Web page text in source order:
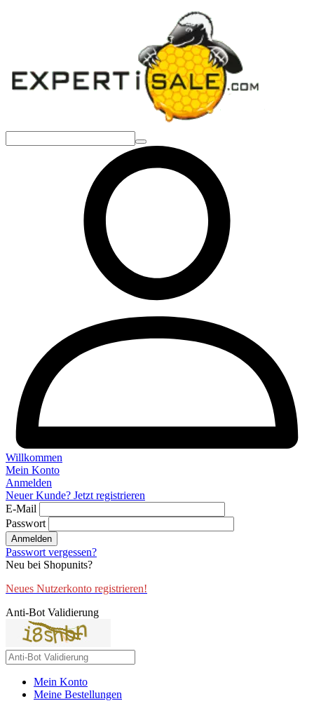
Willkommen
Mein Konto
Anmelden
Neuer Kunde? Jetzt registrieren
E-Mail
Passwort
Anmelden
Passwort vergessen?
Neu bei Shopunits?
Neues Nutzerkonto registrieren!
Anti-Bot Validierung
Mein Konto
Meine Bestellungen